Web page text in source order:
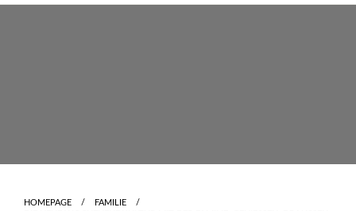
Skip
HOMEPAGE
FAMILIE